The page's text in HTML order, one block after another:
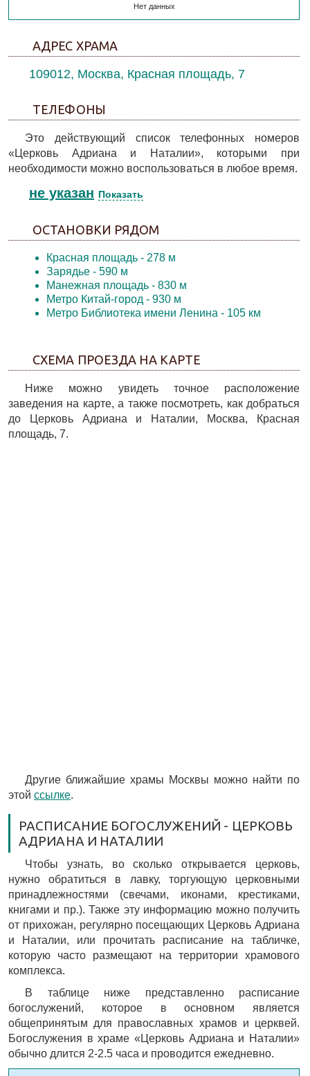
Нет данных
АДРЕС ХРАМА
109012, Москва, Красная площадь, 7
ТЕЛЕФОНЫ
Это действующий список телефонных номеров
«Церковь Адриана и Наталии», которыми при
необходимости можно воспользоваться в любое время.
не указан Показать
ОСТАНОВКИ РЯДОМ
Красная площадь - 278 м
Зарядье - 590 м
Манежная площадь - 830 м
Метро Китай-город - 930 м
Метро Библиотека имени Ленина - 105 км
СХЕМА ПРОЕЗДА НА КАРТЕ
Ниже можно увидеть точное расположение
заведения на карте, а также посмотреть, как добраться
до Церковь Адриана и Наталии, Москва, Красная
площадь, 7.
Другие ближайшие храмы Москвы можно найти по
этой ссылке.
РАСПИСАНИЕ БОГОСЛУЖЕНИЙ - ЦЕРКОВЬ
АДРИАНА И НАТАЛИИ
Чтобы узнать, во сколько открывается церковь,
нужно обратиться в лавку, торгующую церковными
принадлежностями (свечами, иконами, крестиками,
книгами и пр.). Также эту информацию можно получить
от прихожан, регулярно посещающих Церковь Адриана
и Наталии, или прочитать расписание на табличке,
которую часто размещают на территории храмового
комплекса.
В таблице ниже представленно расписание
богослужений, которое в основном является
общепринятым для православных храмов и церквей.
Богослужения в храме «Церковь Адриана и Наталии»
обычно длится 2-2.5 часа и проводится ежедневно.